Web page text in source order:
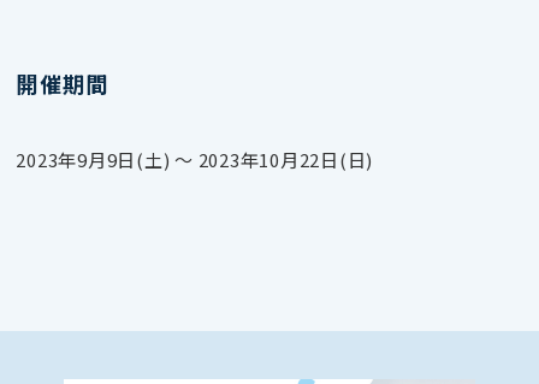
開催期間
2023年9月9日(土) 〜 2023年10月22日(日)